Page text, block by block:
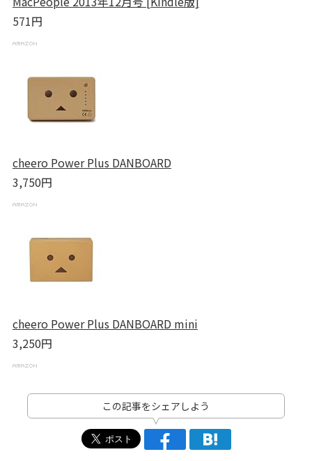
571円
cheero Power Plus DANBOARD
3,750円
cheero Power Plus DANBOARD mini
3,250円
この記事をシェアしよう